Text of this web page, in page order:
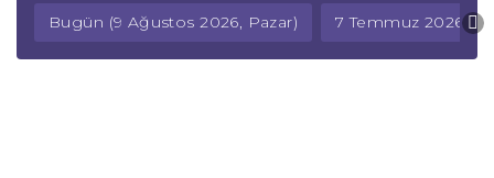
Bugün (9 Ağustos 2026, Pazar) 7 Temmuz 2026,